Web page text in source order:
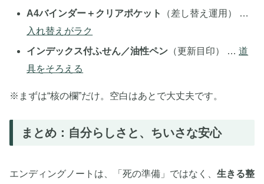
A4バインダー＋クリアポケット
（差し替え運用） …
入れ替えがラク
インデックス付ふせん／油性ペン （更新目印） …道
具をそろえる
※まずは“核の欄”だけ。空白はあとで大丈夫です。
まとめ：自分らしさと、ちいさな安心
エンディングノートは、「死の準備」ではなく、 生きる整